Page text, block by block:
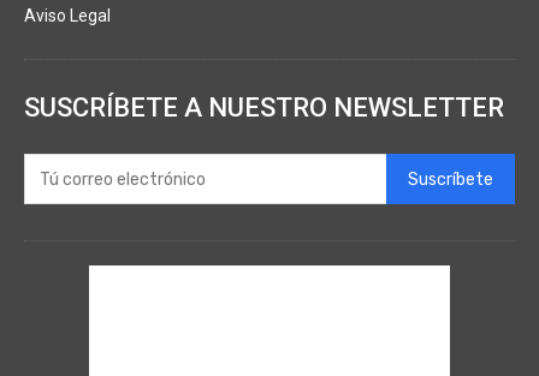
Aviso Legal
SUSCRÍBETE A NUESTRO NEWSLETTER
Suscríbete